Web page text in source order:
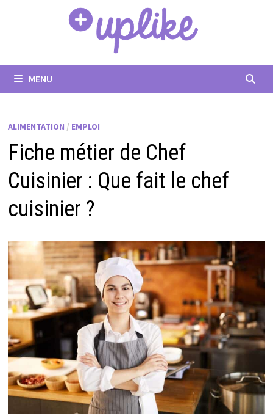
MENU
ALIMENTATION / EMPLOI
Fiche métier de Chef
Cuisinier : Que fait le chef
cuisinier ?